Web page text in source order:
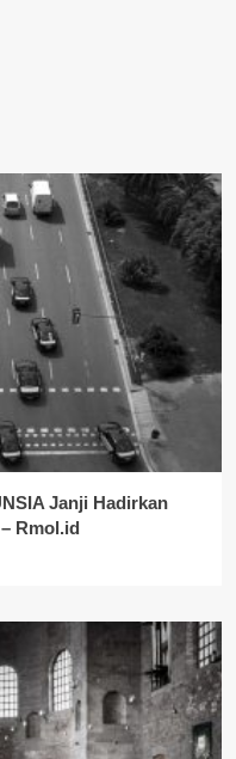
Janji Hadirkan
Rmol.id